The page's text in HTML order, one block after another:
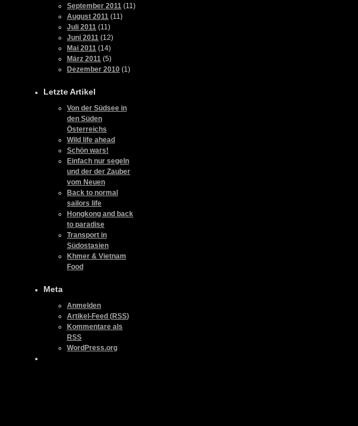
September 2011 (11)
August 2011 (11)
Juli 2011 (11)
Juni 2011 (12)
Mai 2011 (14)
März 2011 (5)
Dezember 2010 (1)
Letzte Artikel
Von der Südsee in
den Süden
Österreichs
Wild life ahead
Schön wars!
Einfach nur segeln
und der der Zauber
vom Neuen
Back to normal
sailors life
Hongkong and back
to paradise
Transport in
Südostasien
Khmer & Vietnam
Food
Meta
Anmelden
Artikel-Feed (RSS)
Kommentare als
RSS
WordPress.org